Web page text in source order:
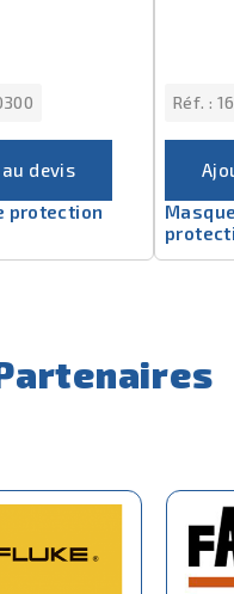
devis
protection
Réf. :